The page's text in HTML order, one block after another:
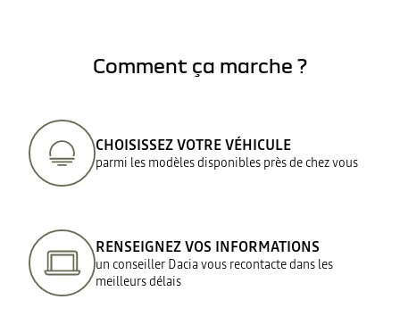
Comment ça marche ?
CHOISISSEZ VOTRE VÉHICULE
parmi les modèles disponibles près de chez vous
RENSEIGNEZ VOS INFORMATIONS
un conseiller Dacia vous recontacte dans les
meilleurs délais